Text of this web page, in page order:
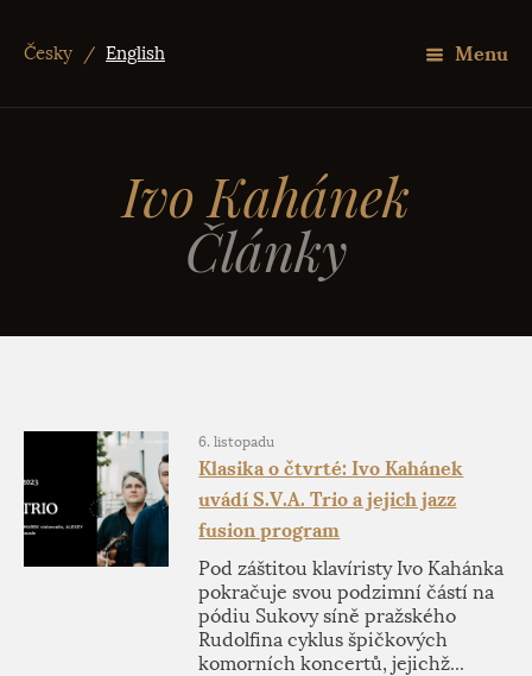
Menu
Česky / English
Ivo Kahánek
Články
6. listopadu
Klasika o čtvrté: Ivo Kahánek
uvádí S.V.A. Trio a jejich jazz
fusion program
Pod záštitou klavíristy Ivo Kahánka
pokračuje svou podzimní částí na
pódiu Sukovy síně pražského
Rudolfina cyklus špičkových
komorních koncertů, jejichž...